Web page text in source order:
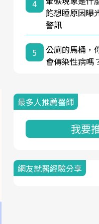
4
飽想睡原因曝
警訊
5
公廁的馬桶，
會傳染性病嗎
最多人推薦醫師
我要
網友就醫經驗分享